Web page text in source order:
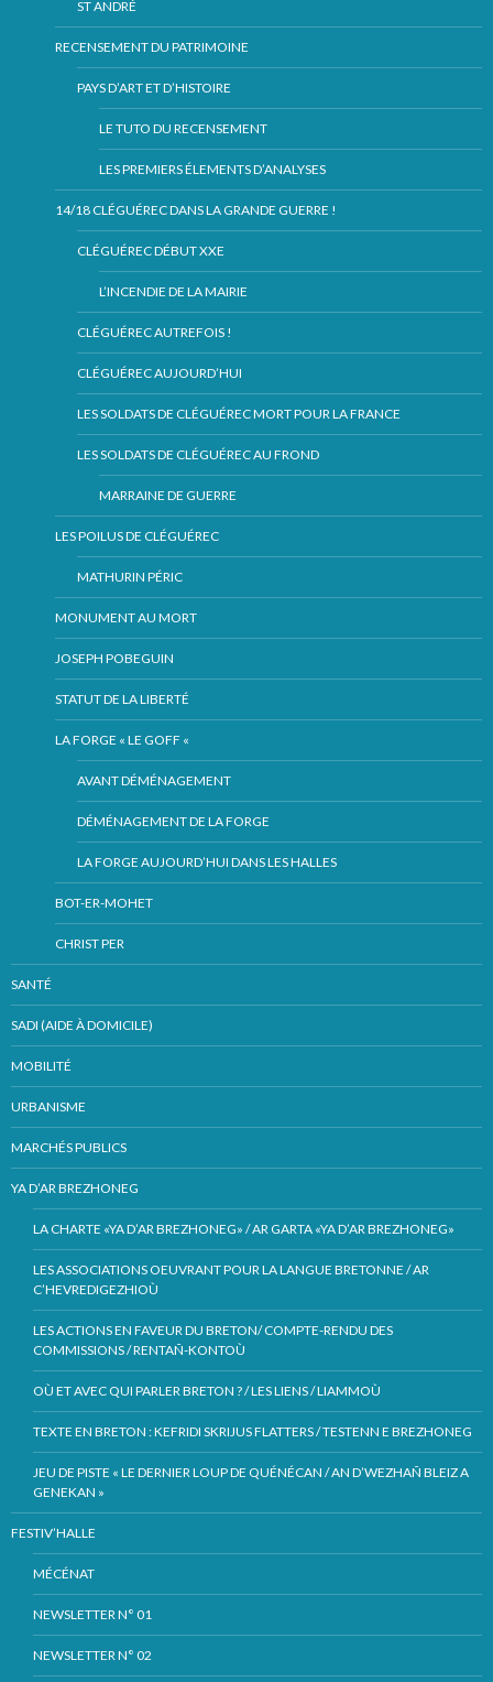
ST ANDRÉ
RECENSEMENT DU PATRIMOINE
PAYS D’ART ET D’HISTOIRE
LE TUTO DU RECENSEMENT
LES PREMIERS ÉLEMENTS D’ANALYSES
14/18 CLÉGUÉREC DANS LA GRANDE GUERRE !
CLÉGUÉREC DÉBUT XXE
L’INCENDIE DE LA MAIRIE
CLÉGUÉREC AUTREFOIS !
CLÉGUÉREC AUJOURD’HUI
LES SOLDATS DE CLÉGUÉREC MORT POUR LA FRANCE
LES SOLDATS DE CLÉGUÉREC AU FROND
MARRAINE DE GUERRE
LES POILUS DE CLÉGUÉREC
MATHURIN PÉRIC
MONUMENT AU MORT
JOSEPH POBEGUIN
STATUT DE LA LIBERTÉ
LA FORGE « LE GOFF «
AVANT DÉMÉNAGEMENT
DÉMÉNAGEMENT DE LA FORGE
LA FORGE AUJOURD’HUI DANS LES HALLES
BOT-ER-MOHET
CHRIST PER
SANTÉ
SADI (AIDE À DOMICILE)
MOBILITÉ
URBANISME
MARCHÉS PUBLICS
YA D’AR BREZHONEG
LA CHARTE «YA D’AR BREZHONEG» / AR GARTA «YA D’AR BREZHONEG»
LES ASSOCIATIONS OEUVRANT POUR LA LANGUE BRETONNE / AR
C’HEVREDIGEZHIOÙ
LES ACTIONS EN FAVEUR DU BRETON/ COMPTE-RENDU DES
COMMISSIONS / RENTAÑ-KONTOÙ
OÙ ET AVEC QUI PARLER BRETON ? / LES LIENS / LIAMMOÙ
TEXTE EN BRETON : KEFRIDI SKRIJUS FLATTERS / TESTENN E BREZHONEG
JEU DE PISTE « LE DERNIER LOUP DE QUÉNÉCAN / AN D’WEZHAÑ BLEIZ A
GENEKAN »
FESTIV’HALLE
MÉCÉNAT
NEWSLETTER N° 01
NEWSLETTER N° 02